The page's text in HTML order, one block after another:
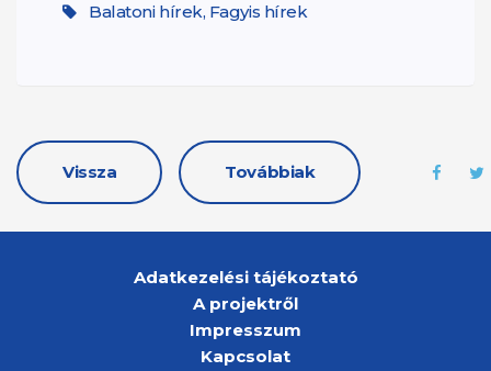
Balatoni hírek, Fagyis hírek
Vissza Továbbiak
Adatkezelési tájékoztató
A projektről
Impresszum
Kapcsolat